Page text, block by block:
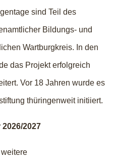
sind Teil des
Bildungs- und
Wartburgkreis. In den
das Projekt erfolgreich
Vor 18 Jahren wurde es
thüringenweit initiiert.
2027